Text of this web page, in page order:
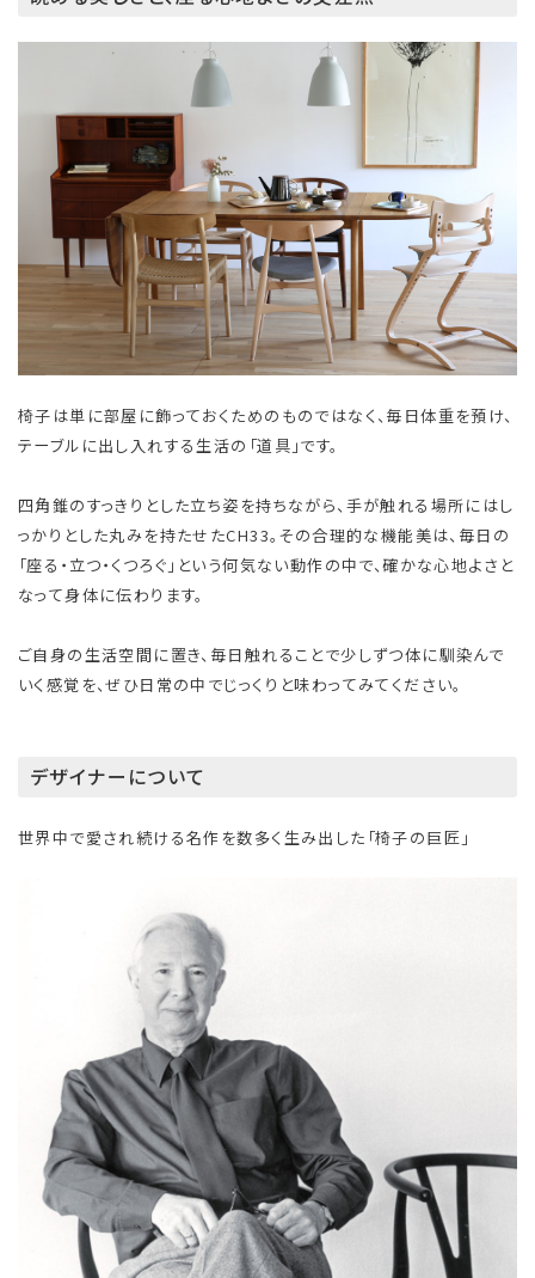
椅子は単に部屋に飾っておくためのものではなく、毎日体重を預け、
テーブルに出し入れする生活の「道具」です。
四角錐のすっきりとした立ち姿を持ちながら、手が触れる場所にはし
っかりとした丸みを持たせたCH33。その合理的な機能美は、毎日の
「座る・立つ・くつろぐ」という何気ない動作の中で、確かな心地よさと
なって身体に伝わります。
ご自身の生活空間に置き、毎日触れることで少しずつ体に馴染んで
いく感覚を、ぜひ日常の中でじっくりと味わってみてください。
デザイナーについて
世界中で愛され続ける名作を数多く生み出した「椅子の巨匠」